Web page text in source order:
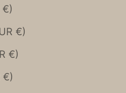
Croatie (EUR €)
Danemark (EUR €)
Espagne (EUR €)
Estonie (EUR €)